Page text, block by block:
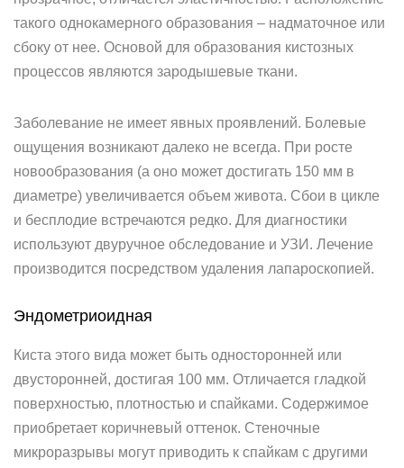
такого однокамерного образования – надматочное или
сбоку от нее. Основой для образования кистозных
процессов являются зародышевые ткани.
Заболевание не имеет явных проявлений. Болевые
ощущения возникают далеко не всегда. При росте
новообразования (а оно может достигать 150 мм в
диаметре) увеличивается объем живота. Сбои в цикле
и бесплодие встречаются редко. Для диагностики
используют двуручное обследование и УЗИ. Лечение
производится посредством удаления лапароскопией.
Эндометриоидная
Киста этого вида может быть односторонней или
двусторонней, достигая 100 мм. Отличается гладкой
поверхностью, плотностью и спайками. Содержимое
приобретает коричневый оттенок. Стеночные
микроразрывы могут приводить к спайкам с другими